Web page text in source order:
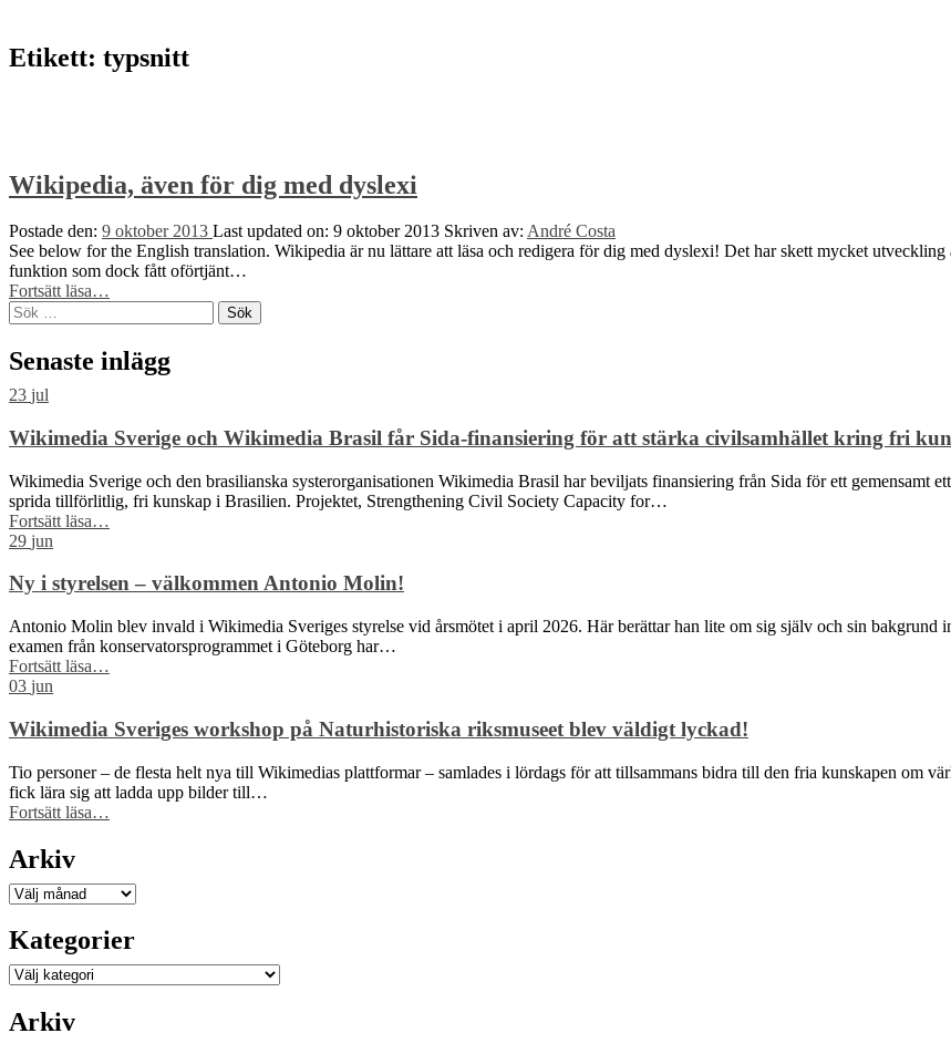
Etikett: typsnitt
Wikipedia, även för dig med dyslexi
Postade den: 9 oktober 2013 Last updated on: 9 oktober 2013 Skriven av: André Costa
See below for the English translation. Wikipedia är nu lättare att läsa och redigera för dig med dyslexi! Det har skett mycket
funktion som dock fått oförtjänt…
Fortsätt läsa“Wikipedia,
för
dig
med
…
Sök
efter:
Senaste inlägg
23 jul
Wikimedia Sverige och Wikimedia Brasil får Sida-finansiering för att stärka civilsamhället kring fri
Wikimedia Sverige och den brasilianska systerorganisationen Wikimedia Brasil har beviljats finansiering från Sida för ett gemensamt
sprida tillförlitlig, fri kunskap i Brasilien. Projektet, Strengthening Civil Society Capacity for…
Fortsätt läsa
Wikimedia
får
Sida-
för
stärka
civilsamhället
fri
kunskap”
…
29 jun
Ny i styrelsen – välkommen Antonio Molin!
Antonio Molin blev invald i Wikimedia Sveriges styrelse vid årsmötet i april 2026. Här berättar han lite om sig själv och sin
examen från konservatorsprogrammet i Göteborg har…
Fortsätt läsa
–
välkommen
Antonio
Molin!”
…
03 jun
Wikimedia Sveriges workshop på Naturhistoriska riksmuseet blev väldigt lyckad!
Tio personer – de flesta helt nya till Wikimedias plattformar – samlades i lördags för att tillsammans bidra till den fria kunskapen om
fick lära sig att ladda upp bilder till…
Fortsätt läsa
Naturhistoriska
riksmuseet
blev
väldigt
lyckad!”
…
Arkiv
Arkiv
Kategorier
Kategorier
Arkiv